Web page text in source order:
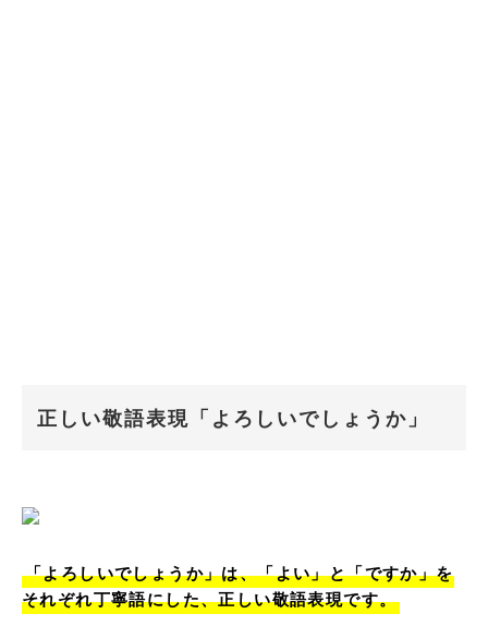
正しい敬語表現「よろしいでしょうか」
「よろしいでしょうか」は、「よい」と「ですか」を
それぞれ丁寧語にした、正しい敬語表現です。